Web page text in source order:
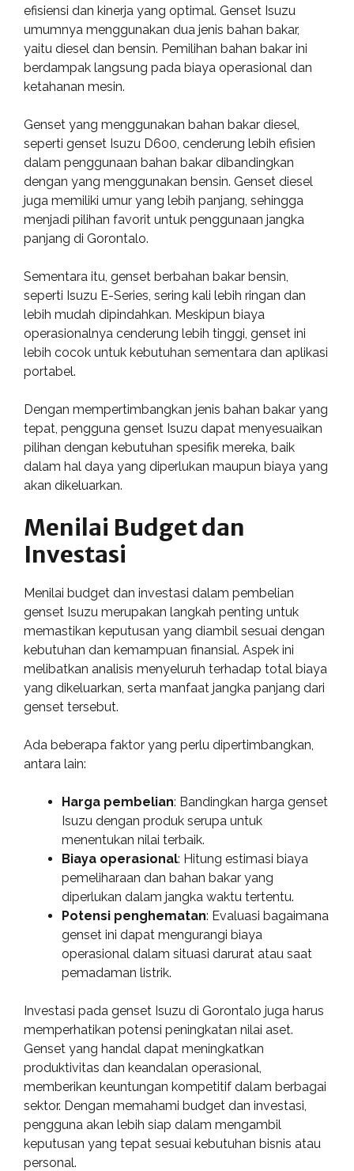
efisiensi dan kinerja yang optimal. Genset Isuzu
umumnya menggunakan dua jenis bahan bakar,
yaitu diesel dan bensin. Pemilihan bahan bakar ini
berdampak langsung pada biaya operasional dan
ketahanan mesin.
Genset yang menggunakan bahan bakar diesel,
seperti genset Isuzu D600, cenderung lebih efisien
dalam penggunaan bahan bakar dibandingkan
dengan yang menggunakan bensin. Genset diesel
juga memiliki umur yang lebih panjang, sehingga
menjadi pilihan favorit untuk penggunaan jangka
panjang di Gorontalo.
Sementara itu, genset berbahan bakar bensin,
seperti Isuzu E-Series, sering kali lebih ringan dan
lebih mudah dipindahkan. Meskipun biaya
operasionalnya cenderung lebih tinggi, genset ini
lebih cocok untuk kebutuhan sementara dan aplikasi
portabel.
Dengan mempertimbangkan jenis bahan bakar yang
tepat, pengguna genset Isuzu dapat menyesuaikan
pilihan dengan kebutuhan spesifik mereka, baik
dalam hal daya yang diperlukan maupun biaya yang
akan dikeluarkan.
Menilai Budget dan
Investasi
Menilai budget dan investasi dalam pembelian
genset Isuzu merupakan langkah penting untuk
memastikan keputusan yang diambil sesuai dengan
kebutuhan dan kemampuan finansial. Aspek ini
melibatkan analisis menyeluruh terhadap total biaya
yang dikeluarkan, serta manfaat jangka panjang dari
genset tersebut.
Ada beberapa faktor yang perlu dipertimbangkan,
antara lain:
Harga pembelian: Bandingkan harga genset
Isuzu dengan produk serupa untuk
menentukan nilai terbaik.
Biaya operasional: Hitung estimasi biaya
pemeliharaan dan bahan bakar yang
diperlukan dalam jangka waktu tertentu.
Potensi penghematan: Evaluasi bagaimana
genset ini dapat mengurangi biaya
operasional dalam situasi darurat atau saat
pemadaman listrik.
Investasi pada genset Isuzu di Gorontalo juga harus
memperhatikan potensi peningkatan nilai aset.
Genset yang handal dapat meningkatkan
produktivitas dan keandalan operasional,
memberikan keuntungan kompetitif dalam berbagai
sektor. Dengan memahami budget dan investasi,
pengguna akan lebih siap dalam mengambil
keputusan yang tepat sesuai kebutuhan bisnis atau
personal.